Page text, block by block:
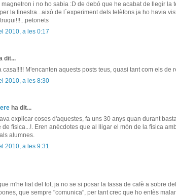
magnetron i no ho sabia :D de debó que he acabat de llegir la
la finestra...això de l´experiment dels telèfons ja ho havia
2010, a les 0:17
dit...
casa!!!!! M'encanten aquests posts teus, quasi tant com els de
2010, a les 8:30
ha dit...
explicar coses d'aquestes, fa uns 30 anys quan durant
de física...!. Eren anècdotes que al lligar el món de la física
alumnes.
2010, a les 9:31
m'he liat del tot, ja no se si posar la tassa de cafè a sobre
que sempre "comunica", per tant crec que ho entès